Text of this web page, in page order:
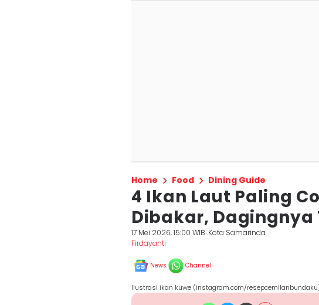
Home Food Dining Guide
4 Ikan Laut Paling
Dibakar, Dagingnya
17 Mei 2026, 15:00 WIB Kota Samarinda
Firdayanti
News Channel
Ilustrasi ikan kuwe (instagram.com/